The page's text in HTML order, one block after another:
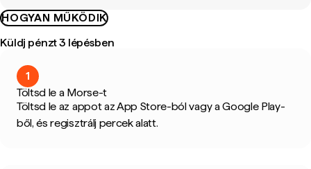
HOGYAN MŰKÖDIK
Küldj pénzt 3 lépésben
1
Töltsd le a Morse-t
Töltsd le az appot az App Store-ból vagy a Google Play-
ből, és regisztrálj percek alatt.